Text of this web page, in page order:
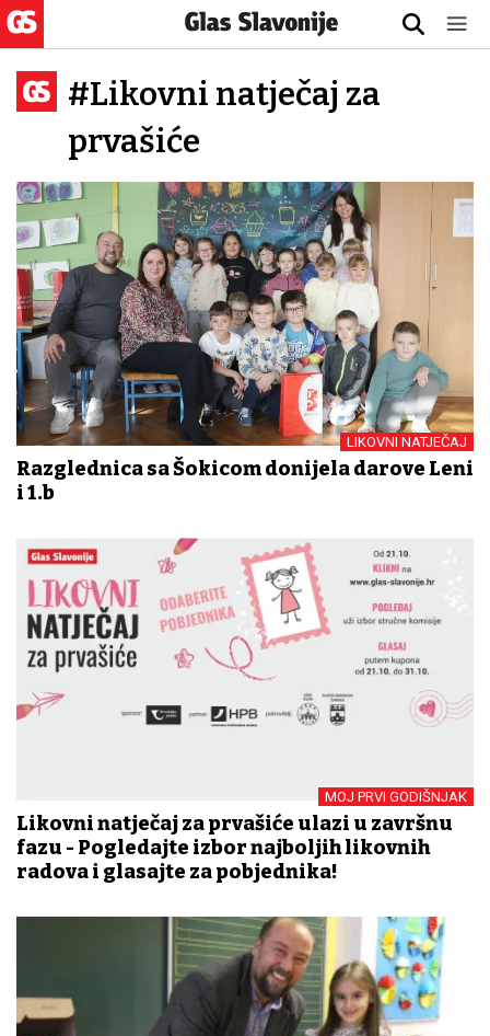
#Likovni natječaj za
prvašiće
LIKOVNI NATJEČAJ
Razglednica sa Šokicom donijela darove Leni
i 1.b
MOJ PRVI GODIŠNJAK
Likovni natječaj za prvašiće ulazi u završnu
fazu - Pogledajte izbor najboljih likovnih
radova i glasajte za pobjednika!